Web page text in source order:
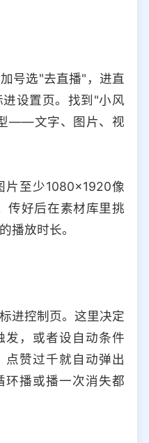
号选"去直播"，进直
设置页。找到"小风
——文字、图片、视
片至少1080×1920像
传好后在素材库里挑
播放时长。
进控制页。这里决定
发，或者设自动条件
赞过千就自动弹出
环播或播一次消失都